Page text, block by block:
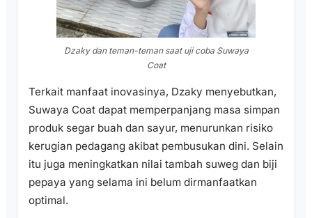
Dzaky dan teman-teman saat uji coba Suwaya
Coat
Terkait manfaat inovasinya, Dzaky menyebutkan,
Suwaya Coat dapat memperpanjang masa simpan
produk segar buah dan sayur, menurunkan risiko
kerugian pedagang akibat pembusukan dini. Selain
itu juga meningkatkan nilai tambah suweg dan biji
pepaya yang selama ini belum dirmanfaatkan
optimal.